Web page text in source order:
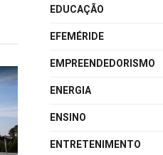
EDUCAÇÃO
EFEMÉRIDE
EMPREENDEDORISMO
ENERGIA
ENSINO
ENTRETENIMENTO